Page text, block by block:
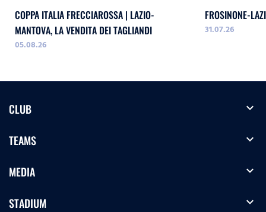
COPPA ITALIA FRECCIAROSSA | LAZIO-
MANTOVA, LA VENDITA DEI TAGLIANDI
05.08.26
FROSINONE-
31.07.26
CLUB expand_more
TEAMS expand_more
MEDIA expand_more
STADIUM expand_more